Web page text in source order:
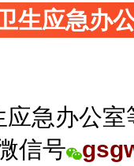
生应急办
急办公
信号